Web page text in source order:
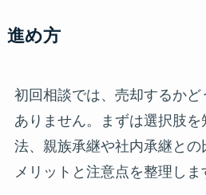
進め方
初回相談では、売却するか
ありません。まずは選択肢
法、親族承継や社内承継と
メリットと注意点を整理しま